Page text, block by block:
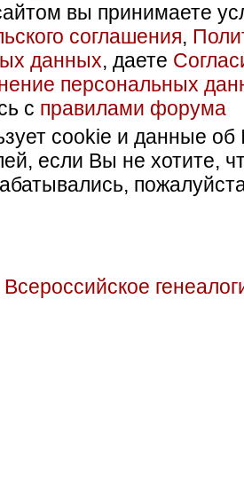
вы принимаете
соглашения,
данных, даете
персональных
с правилами форума
cookie и данные об
если Вы не хотите,
Всероссийское